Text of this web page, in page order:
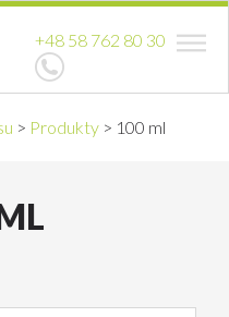
+48 58 762 80 30
> Produkty > 100 ml